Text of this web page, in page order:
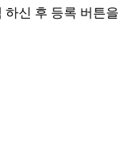
하신 후 등록 버튼을